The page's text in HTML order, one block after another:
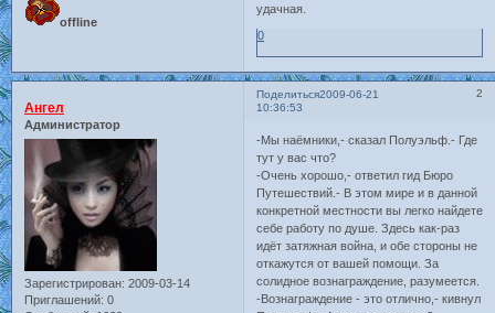
offline
удачная.
0
Поделиться 2
2009-06-21
10:36:53
Ангел
Администратор
Зарегистрирован: 2009-03-14
Приглашений: 0
-Мы наёмники,- сказал Полуэльф.- Где
тут у вас что?
-Очень хорошо,- ответил гид Бюро
Путешествий.- В этом мире и в данной
конкретной местности вы легко найдете
себе работу по душе. Здесь как-раз
идёт затяжная война, и обе стороны не
откажутся от вашей помощи. За
солидное вознаграждение, разумеется.
-Вознаграждение - это отлично,- кивнул